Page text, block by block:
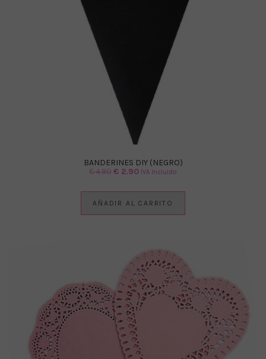
BANDERINES DIY (NEGRO)
€4.90El
€ 2.90ElIVA Incluido
AÑADIR AL CARRITO